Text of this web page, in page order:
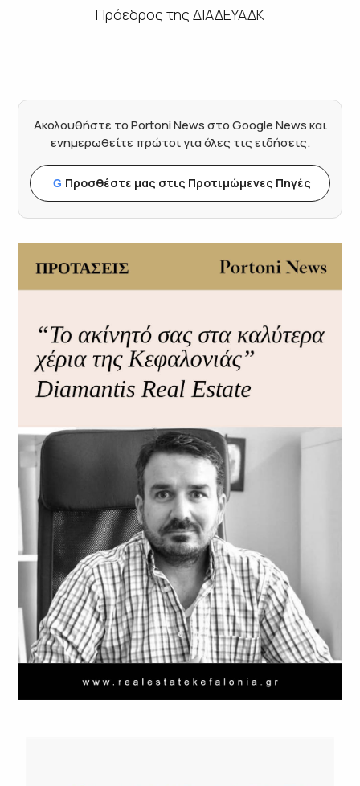
Πρόεδρος της ΔΙΑΔΕΥΑΔΚ
Ακολουθήστε το Portoni News στο Google News και
ενημερωθείτε πρώτοι για όλες τις ειδήσεις.
G Προσθέστε μας στις Προτιμώμενες Πηγές